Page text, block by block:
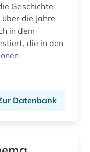
Geschichte
die Jahre
in dem
die in den
Datenbank